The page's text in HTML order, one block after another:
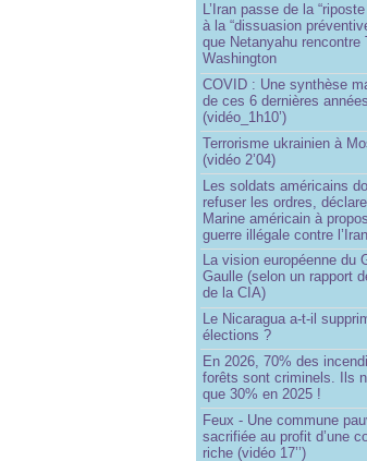
L’Iran passe de la
à la “dissuasion
que Netanyahu rencontre
Washington
COVID : Une synthèse
de ces 6 dernières
(vidéo_1h10’)
Terrorisme ukrainien à
(vidéo 2’04)
Les soldats américains
refuser les ordres,
Marine américain à
guerre illégale contre l’Iran
La vision européenne du
Gaulle (selon un rapport
de la CIA)
Le Nicaragua a-t-il
élections ?
En 2026, 70% des
forêts sont criminels. Ils
que 30% en 2025 !
Feux - Une commune
sacrifiée au profit d’une
riche (vidéo 17’’)